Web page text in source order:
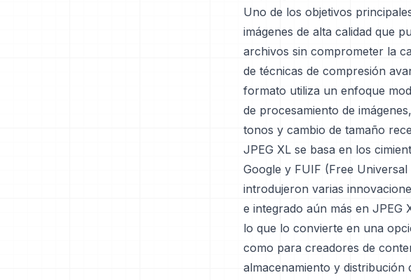
Uno de los objetivos
imágenes de alta calidad que
archivos sin comprometer la
de técnicas de compresión
formato utiliza un enfoque
de procesamiento de
tonos y cambio de tamaño
JPEG XL se basa en los
Google y FUIF (Free
introdujeron varias
e integrado aún más en JPEG
lo que lo convierte en una
como para creadores de
almacenamiento y distribución